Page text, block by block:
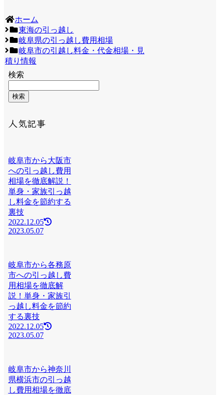
ホーム
東海の引っ越し
岐阜県の引っ越し費用相場
岐阜市の引越し料金・代金相場・見
積り情報
検索
検索
人気記事
岐阜市から大阪市
への引っ越し費用
相場を徹底解説！
単身・家族引っ越
し料金を節約する
裏技
2022.12.05
2023.05.07
岐阜市から各務原
市への引っ越し費
用相場を徹底解
説！単身・家族引
っ越し料金を節約
する裏技
2022.12.05
2023.05.07
岐阜市から神奈川
県横浜市の引っ越
し費用相場を徹底